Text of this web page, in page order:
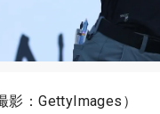
：GettyImages）